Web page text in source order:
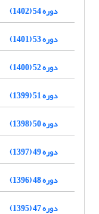
دوره 54 (1402)
دوره 53 (1401)
دوره 52 (1400)
دوره 51 (1399)
دوره 50 (1398)
دوره 49 (1397)
دوره 48 (1396)
دوره 47 (1395)